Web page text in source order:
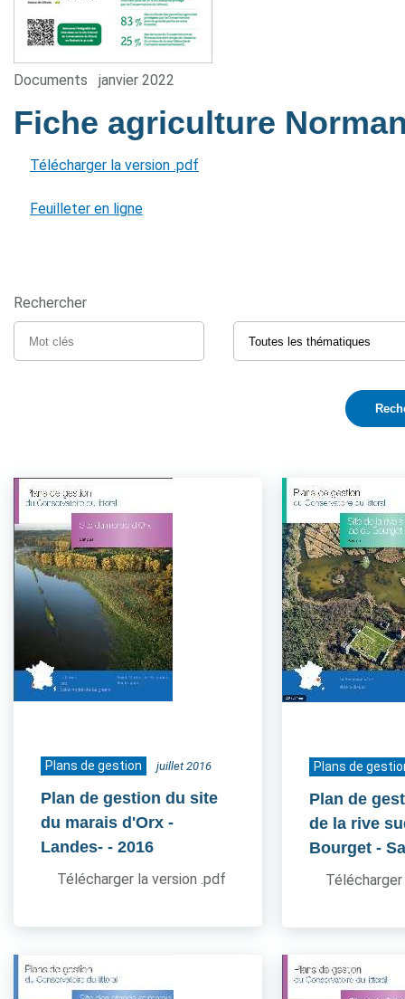
Documents janvier 2022
Fiche agriculture
Télécharger la version .pdf
Feuilleter en ligne
Rechercher
Plans de gestion juillet 2016
Plan de gestion du site
du marais d'Orx -
Landes- - 2016
Télécharger la version .pdf
Plans de
Plan de
de la rive
Bourget -